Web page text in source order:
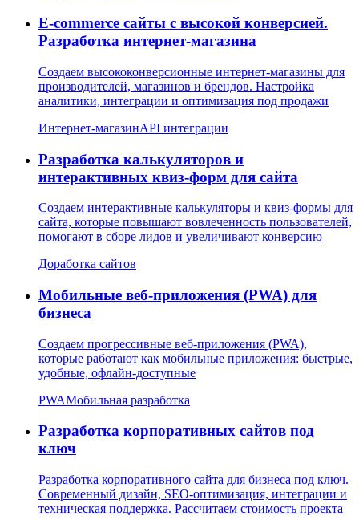
E-commerce сайты с высокой конверсией.
Разработка интернет-магазина
Создаем высококонверсионные интернет-магазины для
производителей, магазинов и брендов. Настройка
аналитики, интеграции и оптимизация под продажи
Интернет-магазинAPI интеграции
Разработка калькуляторов и
интерактивных квиз-форм для сайта
Создаем интерактивные калькуляторы и квиз-формы для
сайта, которые повышают вовлеченность пользователей,
помогают в сборе лидов и увеличивают конверсию
Доработка сайтов
Мобильные веб-приложения (PWA) для
бизнеса
Создаем прогрессивные веб-приложения (PWA),
которые работают как мобильные приложения: быстрые,
удобные, офлайн-доступные
PWAМобильная разработка
Разработка корпоративных сайтов под
ключ
Разработка корпоративного сайта для бизнеса под ключ.
Современный дизайн, SEO-оптимизация, интеграции и
техническая поддержка. Рассчитаем стоимость проекта